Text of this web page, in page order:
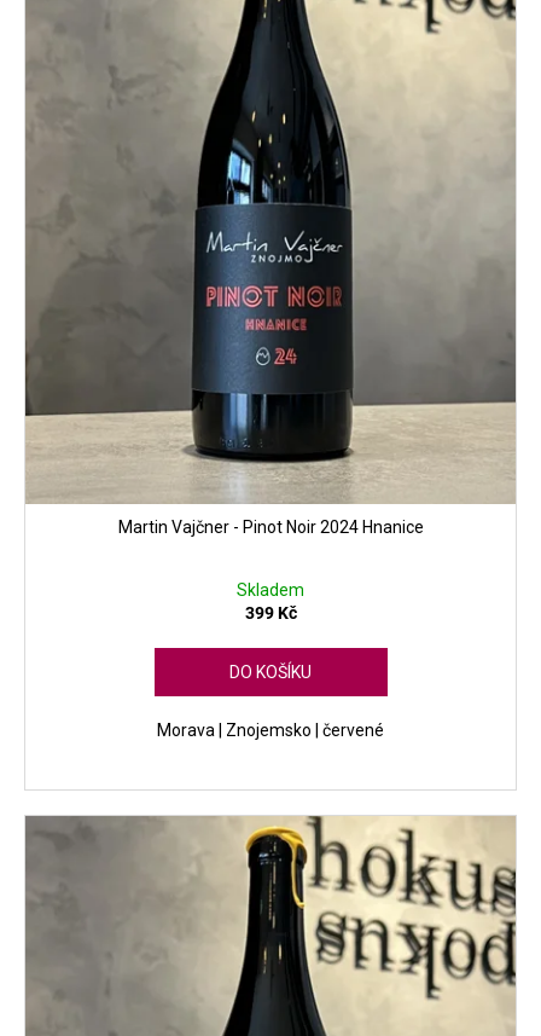
Martin Vajčner - Pinot Noir 2024 Hnanice
Skladem
399 Kč
DO KOŠÍKU
Morava | Znojemsko | červené